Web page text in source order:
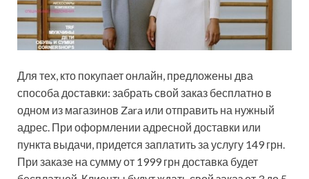
Для тех, кто покупает онлайн, предложены два
способа доставки: забрать свой заказ бесплатно в
одном из магазинов Zara или отправить на нужный
адрес. При оформлении адресной доставки или
пункта выдачи, придется заплатить за услугу 149 грн.
При заказе на сумму от 1999 грн доставка будет